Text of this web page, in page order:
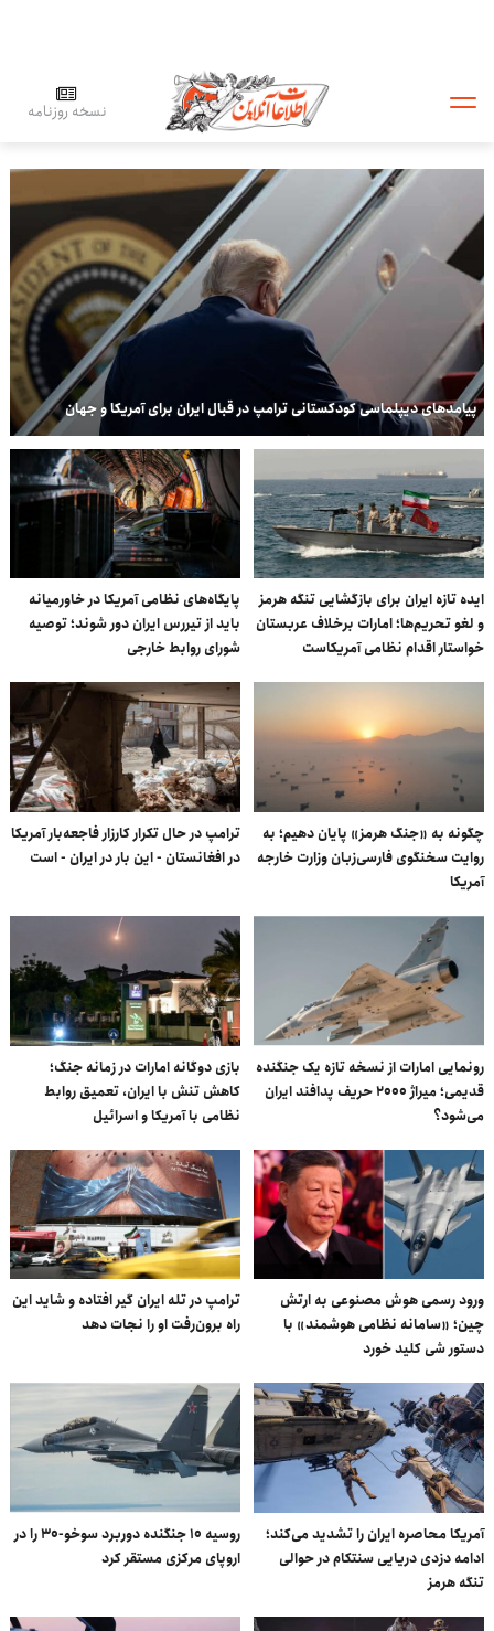
نسخه روزنامه
پیامدهای دیپلماسی کودکستانی ترامپ در قبال ایران برای آمریکا و جهان
ایده تازه ایران برای بازگشایی تنگه هرمز
و لغو تحریم‌ها؛ امارات برخلاف عربستان
خواستار اقدام نظامی آمریکاست
پایگاه‌های نظامی آمریکا در خاورمیانه
باید از تیررس ایران دور شوند؛ توصیه
شورای روابط خارجی
چگونه به «جنگ هرمز» پایان دهیم؛ به
روایت سخنگوی فارسی‌زبان وزارت خارجه
آمریکا
ترامپ در حال تکرار کارزار فاجعه‌بار آمریکا
در افغانستان - این بار در ایران - است
رونمایی امارات از نسخه تازه یک جنگنده‌
قدیمی؛ میراژ ۲۰۰۰ حریف پدافند ایران
می‌شود؟
بازی دوگانه امارات در زمانه جنگ؛
کاهش تنش با ایران، تعمیق روابط
نظامی با آمریکا و اسرائیل
ورود رسمی هوش مصنوعی به ارتش
چین؛ «سامانه نظامی هوشمند» با
دستور شی کلید خورد
ترامپ در تله ایران گیر افتاده و شاید این
راه برون‌رفت او را نجات دهد
آمریکا محاصره ایران را تشدید می‌کند؛
ادامه دزدی دریایی سنتکام در حوالی
تنگه هرمز
روسیه ۱۰ جنگنده دوربرد سوخو-۳۰ را در
اروپای مرکزی مستقر کرد